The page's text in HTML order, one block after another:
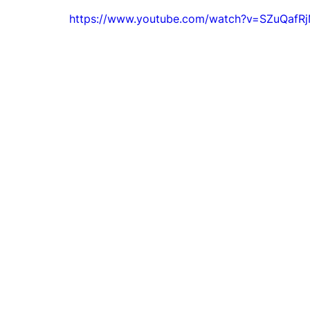
https://www.youtube.com/